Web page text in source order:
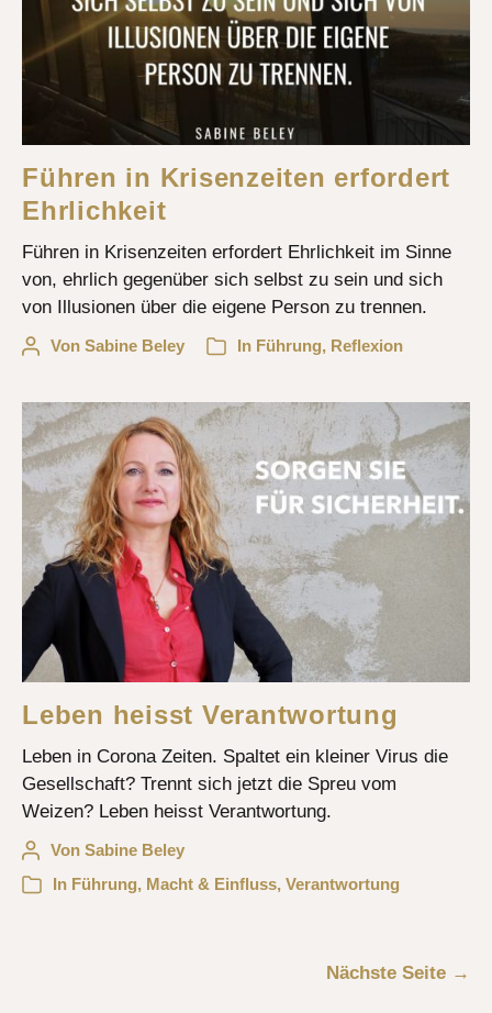
Führen in Krisenzeiten erfordert
Ehrlichkeit
Führen in Krisenzeiten erfordert Ehrlichkeit im Sinne
von, ehrlich gegenüber sich selbst zu sein und sich
von Illusionen über die eigene Person zu trennen.
Von Sabine Beley In Führung, Reflexion
Leben heisst Verantwortung
Leben in Corona Zeiten. Spaltet ein kleiner Virus die
Gesellschaft? Trennt sich jetzt die Spreu vom
Weizen? Leben heisst Verantwortung.
Von Sabine Beley
In Führung, Macht & Einfluss, Verantwortung
Nächste Seite →